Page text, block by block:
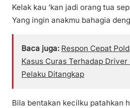
Kelak kau ‘kan jadi orang tua
Yang ingin anakmu bahagia
Baca juga: Respon Cepat
Kasus Curas Terhadap Driver
Pelaku Ditangkap
Bila bentakan kecilku patahkan